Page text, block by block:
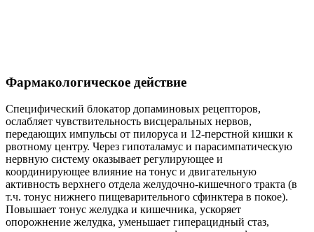
Фармакологическое действие
Специфический блокатор допаминовых рецепторов,
ослабляет чувствительность висцеральных нервов,
передающих импульсы от пилоруса и 12-перстной кишки к
рвотному центру. Через гипоталамус и парасимпатическую
нервную систему оказывает регулирующее и
координирующее влияние на тонус и двигательную
активность верхнего отдела желудочно-кишечного тракта (в
т.ч. тонус нижнего пищеварительного сфинктера в покое).
Повышает тонус желудка и кишечника, ускоряет
опорожнение желудка, уменьшает гиперацидный стаз,